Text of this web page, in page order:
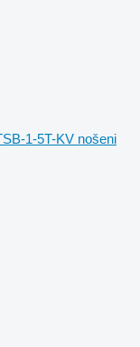
1-5T-KV nošeni